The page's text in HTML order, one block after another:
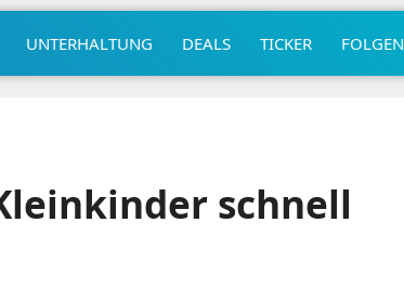
UNTERHALTUNG DEALS TICKER FOLGEN
schnell